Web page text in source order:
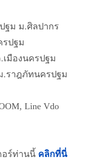
ฐม ม.ศิลปากร
ปฐม
มืองนครปฐม
.ราฎภัทนครปฐม
Line Vdo
อร์ท่านนี้ คลิกที่นี่